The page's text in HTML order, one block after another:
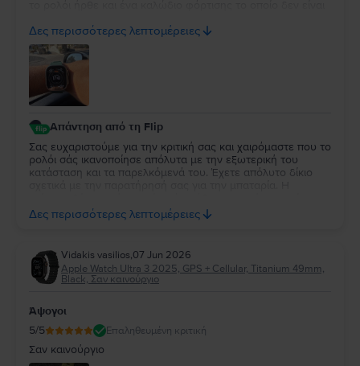
δεν μπορώ να έχω παράπονο.
Δες περισσότερες λεπτομέρειες
Απάντηση από τη Flip
Σας ευχαριστούμε για την κριτική σας και χαιρόμαστε που το
ρολόι σάς ικανοποίησε απόλυτα με την εξωτερική του
κατάσταση και τα παρελκόμενά του. Έχετε απόλυτο δίκιο
μπαταρίας κάτω από 85% περνάει αυτόματα από
αντικατάσταση, επομένως το 84% αποτελεί δική μας αστοχία
από 2 χρόνια εγγύηση, θέλουμε να διορθώσουμε άμεσα
αυτό το σφάλμα. Παρακαλούμε επικοινωνήστε μαζί μας
μέσω email στο contact@flip.gr ώστε να προγραμματίσουμε
εξασφαλίσουμε την εμπειρία 5 αστέρων που σας αξίζει!
Δες περισσότερες λεπτομέρειες
Vidakis vasilios,07 Jun 2026
Apple Watch Ultra 3 2025, GPS + Cellular, Titanium 49mm,
Black, Σαν καινούργιο
Άψογοι
5/5 Επαληθευμένη κριτική
Σαν καινούργιο